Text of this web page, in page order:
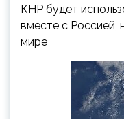
КНР будет
вместе с Россией,
мире